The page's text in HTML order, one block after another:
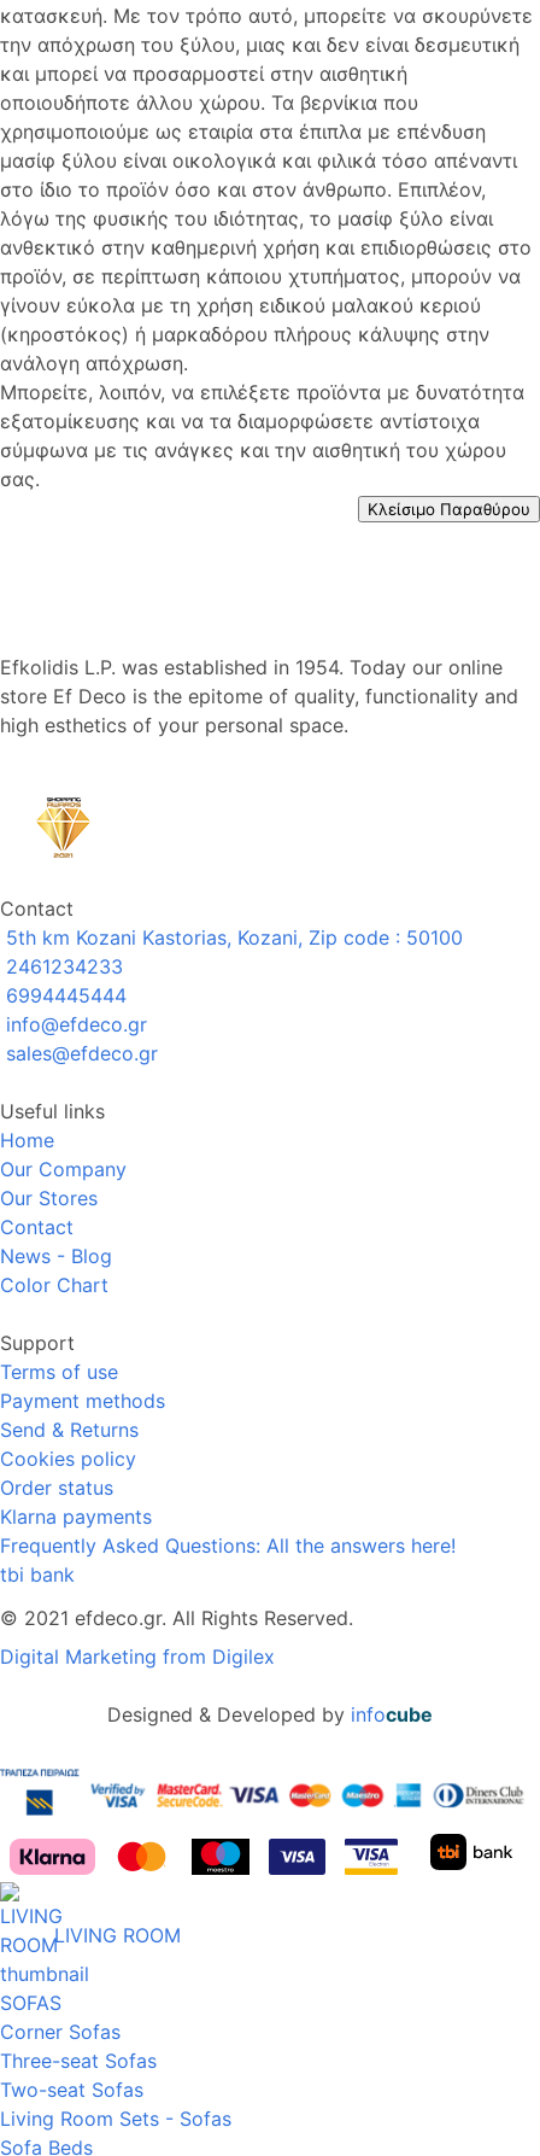
κατασκευή. Με τον τρόπο αυτό, μπορείτε να σκουρύνετε
την απόχρωση του ξύλου, μιας και δεν είναι δεσμευτική
και μπορεί να προσαρμοστεί στην αισθητική
οποιουδήποτε άλλου χώρου. Τα βερνίκια που
χρησιμοποιούμε ως εταιρία στα έπιπλα με επένδυση
μασίφ ξύλου είναι οικολογικά και φιλικά τόσο απέναντι
στο ίδιο το προϊόν όσο και στον άνθρωπο. Επιπλέον,
λόγω της φυσικής του ιδιότητας, το μασίφ ξύλο είναι
ανθεκτικό στην καθημερινή χρήση και επιδιορθώσεις στο
προϊόν, σε περίπτωση κάποιου χτυπήματος, μπορούν να
γίνουν εύκολα με τη χρήση ειδικού μαλακού κεριού
(κηροστόκος) ή μαρκαδόρου πλήρους κάλυψης στην
ανάλογη απόχρωση.
Μπορείτε, λοιπόν, να επιλέξετε προϊόντα με δυνατότητα
εξατομίκευσης και να τα διαμορφώσετε αντίστοιχα
σύμφωνα με τις ανάγκες και την αισθητική του χώρου
σας.
Κλείσιμο Παραθύρου
Efkolidis L.P. was established in 1954. Today our online
store Ef Deco is the epitome of quality, functionality and
high esthetics of your personal space.
Contact
5th km Kozani Kastorias, Kozani, Zip code : 50100
2461234233
6994445444
info@efdeco.gr
sales@efdeco.gr
Useful links
Home
Our Company
Our Stores
Contact
News - Blog
Color Chart
Support
Terms of use
Payment methods
Send & Returns
Cookies policy
Order status
Klarna payments
Frequently Asked Questions: All the answers here!
tbi bank
© 2021 efdeco.gr. All Rights Reserved.
Digital Marketing from Digilex
Designed & Developed by infocube
LIVING ROOM
SOFAS
Corner Sofas
Three-seat Sofas
Two-seat Sofas
Living Room Sets - Sofas
Sofa Beds